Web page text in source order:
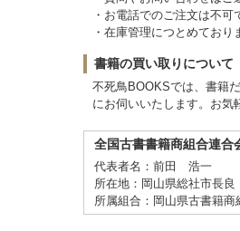
・お電話でのご注文は不可
・在庫管理につとめてお
書籍の買い取りについて
不死鳥BOOKSでは、書籍
にお伺いいたします。お気
全国古書書籍商組合連合
代表者名：前田 浩一
所在地：岡山県総社市長
所属組合：岡山県古書籍商